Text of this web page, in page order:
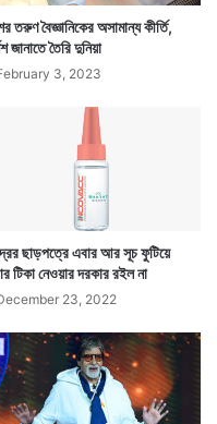
প্রাণ গেছে দার্জিলিং ও
তরুণ বৈজ্ঞানিকের অসামান্য কীর্তি,
জানাতে তৈরি দুনিয়া
3, 2023
ছাড়পত্রে এবার আর সূচ ফুটিয়ে
টিকা নেওয়ার দরকার রইল না
23, 2022